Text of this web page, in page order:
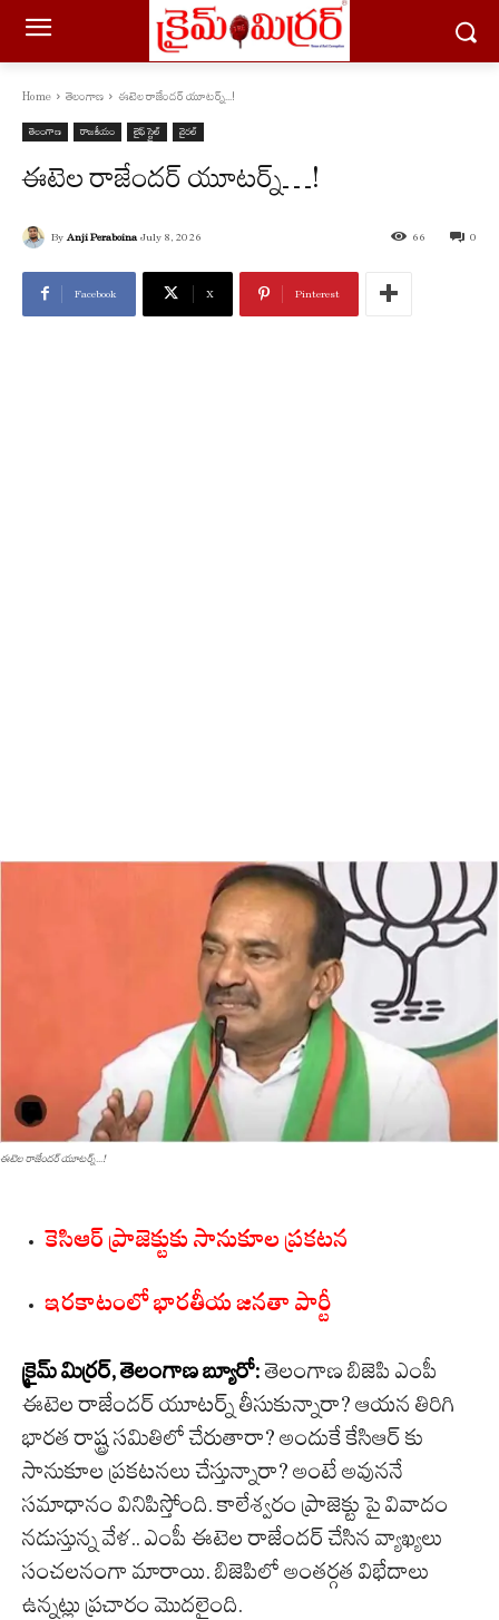
Home తెలంగాణ ఈటెల రాజేందర్ యూటర్న్...!
తెలంగాణ రాజకీయం లైఫ్ స్టైల్ వైరల్
ఈటెల రాజేందర్ యూటర్న్…!
By Anji Peraboina July 8, 2026 0
66
Facebook X Pinterest
ఈటెల రాజేందర్ యూటర్న్...!
కెసిఆర్ ప్రాజెక్టుకు సానుకూల ప్రకటన
ఇరకాటంలో భారతీయ జనతా పార్టీ
క్రైమ్ మిర్రర్, తెలంగాణ బ్యూరో:తెలంగాణ బిజెపి ఎంపీ
ఈటెల రాజేందర్ యూటర్న్ తీసుకున్నారా? ఆయన తిరిగి
భారత రాష్ట్ర సమితిలో చేరుతారా? అందుకే కేసిఆర్ కు
సానుకూల ప్రకటనలు చేస్తున్నారా? అంటే అవుననే
సమాధానం వినిపిస్తోంది. కాలేశ్వరం ప్రాజెక్టు పై వివాదం
నడుస్తున్న వేళ.. ఎంపీ ఈటెల రాజేందర్ చేసిన వ్యాఖ్యలు
సంచలనంగా మారాయి. బిజెపిలో అంతర్గత విభేదాలు
ఉన్నట్లు ప్రచారం మొదలైంది.